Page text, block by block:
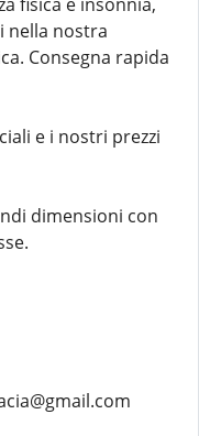
nella nostra
Consegna rapida
e i nostri prezzi
dimensioni con